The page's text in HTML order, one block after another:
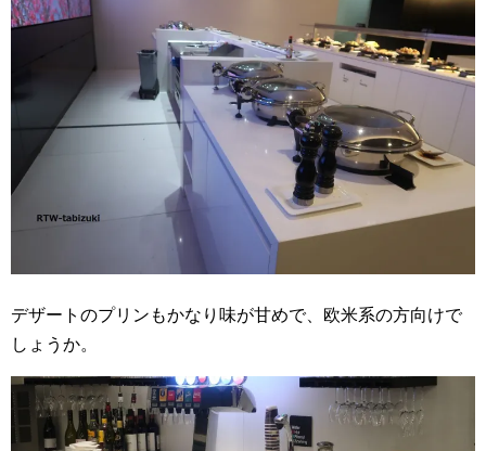
デザートのプリンもかなり味が甘めで、欧米系の方向けで
しょうか。